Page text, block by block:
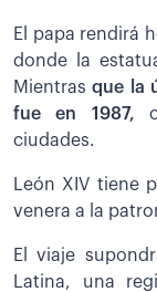
El papa rendirá
donde la
Mientrasque la
fue en 1987,
ciudades.
León XIV tiene
venera a la
El viaje
Latina, una